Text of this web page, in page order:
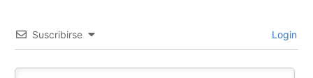
Suscribirse Login